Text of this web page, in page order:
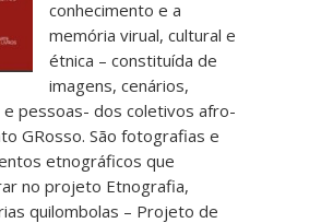
conhecimento e a
memória virual, cultural e
étnica – constituída de
imagens, cenários,
pessoas- dos coletivos afro-
GRosso. São fotografias e
etnográficos que
no projeto Etnografia,
quilombolas – Projeto de